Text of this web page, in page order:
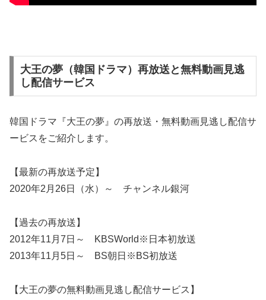
大王の夢（韓国ドラマ）再放送と無料動画見逃
し配信サービス
韓国ドラマ『大王の夢』の再放送・無料動画見逃し配信サ
ービスをご紹介します。
【最新の再放送予定】
2020年2月26日（水）～ チャンネル銀河
【過去の再放送】
2012年11月7日～ KBSWorld※日本初放送
2013年11月5日～ BS朝日※BS初放送
【大王の夢の無料動画見逃し配信サービス】